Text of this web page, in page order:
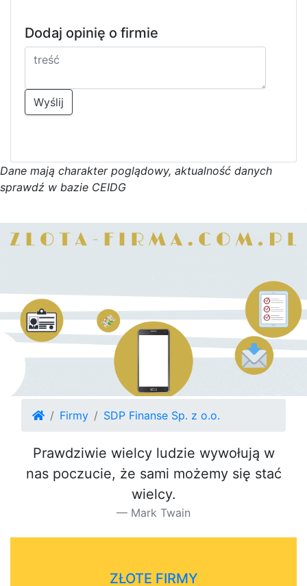
Dodaj opinię o firmie
Wyślij
Dane mają charakter poglądowy, aktualność danych
sprawdź w bazie CEIDG
Firmy SDP Finanse Sp. z o.o.
Prawdziwie wielcy ludzie wywołują w
nas poczucie, że sami możemy się stać
wielcy.
Mark Twain
ZŁOTE FIRMY